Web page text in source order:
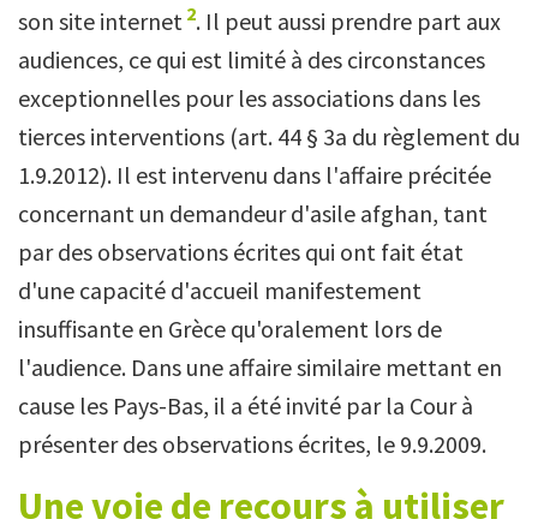
son site internet 2. Il peut aussi prendre part aux
audiences, ce qui est limité à des circonstances
exceptionnelles pour les associations dans les
tierces interventions (art. 44 § 3a du règlement du
1.9.2012). Il est intervenu dans l'affaire précitée
concernant un demandeur d'asile afghan, tant
par des observations écrites qui ont fait état
d'une capacité d'accueil manifestement
insuffisante en Grèce qu'oralement lors de
l'audience. Dans une affaire similaire mettant en
cause les Pays-Bas, il a été invité par la Cour à
présenter des observations écrites, le 9.9.2009.
Une voie de recours à utiliser